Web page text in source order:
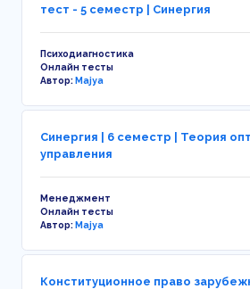
тест - 5 семестр | Синергия
Психодиагностика
Онлайн тесты
Автор:Majya
Синергия | 6 семестр | Теория
управления
Менеджмент
Онлайн тесты
Автор:Majya
Конституционное право